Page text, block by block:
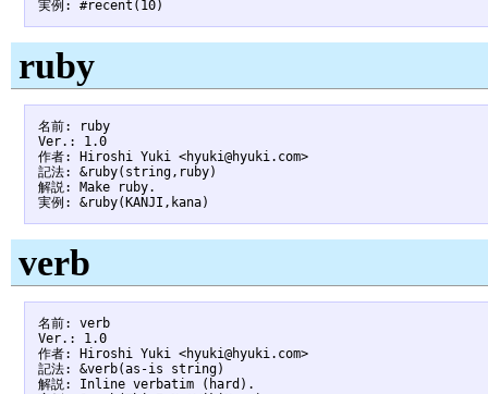
ruby
名前: ruby
Ver.: 1.0
作者: Hiroshi Yuki <hyuki@hyuki.com>
記法: &ruby(string,ruby)
解説: Make ruby.
verb
名前: verb
Ver.: 1.0
作者: Hiroshi Yuki <hyuki@hyuki.com>
記法: &verb(as-is string)
解説: Inline verbatim (hard).